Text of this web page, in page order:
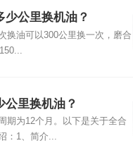
少公里换机油？
换油可以300公里换一次，磨合
公里换机油？
期为12个月。以下是关于全合
：1、简介...